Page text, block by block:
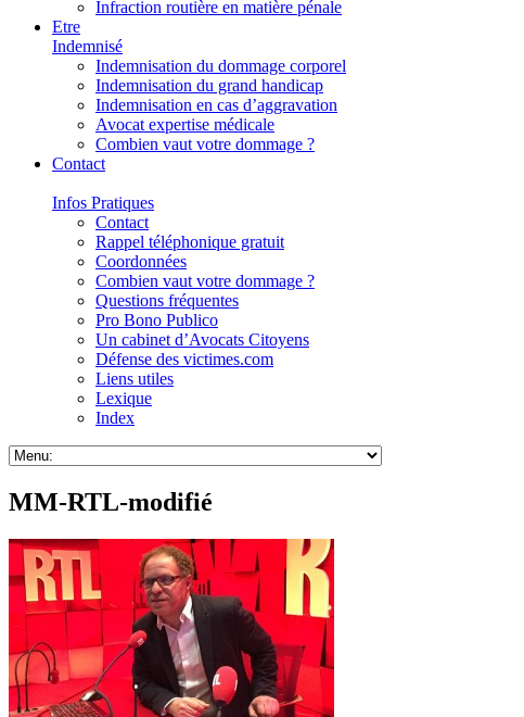
Infraction routière en matière pénale
Etre
Indemnisé
Indemnisation du dommage corporel
Indemnisation du grand handicap
Indemnisation en cas d’aggravation
Avocat expertise médicale
Combien vaut votre dommage ?
Contact
Infos Pratiques
Contact
Rappel téléphonique gratuit
Coordonnées
Combien vaut votre dommage ?
Questions fréquentes
Pro Bono Publico
Un cabinet d’Avocats Citoyens
Défense des victimes.com
Liens utiles
Lexique
Index
MM-RTL-modifié